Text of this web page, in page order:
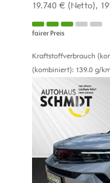
19.740 € (Netto)
fairer Preis
Kraftstoffverbrauch
(kombiniert): 139.0 g/